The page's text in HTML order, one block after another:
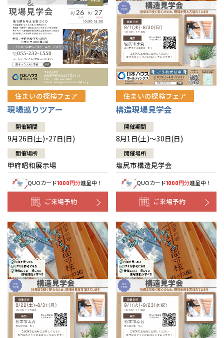
住まいの探検フェア
現場巡りツアー
開催期間
9月26日(土)・27日(日)
開催場所
甲府昭和展示場
QUOカード1000円分進呈中！
ご来場予約
住まいの探検フェア
構造現場見学会
開催期間
8月1日(土)～30日(日)
開催場所
塩尻市構造見学会
QUOカード1000円分進呈中！
ご来場予約